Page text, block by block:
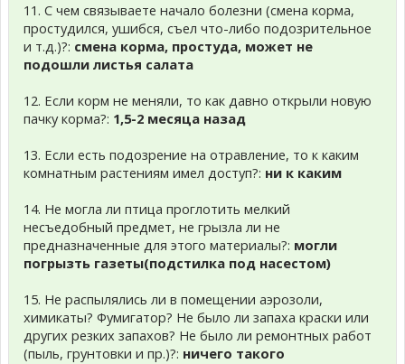
11. С чем связываете начало болезни (смена корма,
простудился, ушибся, съел что-либо подозрительное
и т.д.)?: смена корма, простуда, может не
подошли листья салата
12. Если корм не меняли, то как давно открыли новую
пачку корма?: 1,5-2 месяца назад
13. Если есть подозрение на отравление, то к каким
комнатным растениям имел доступ?: ни к каким
14. Не могла ли птица проглотить мелкий
несъедобный предмет, не грызла ли не
предназначенные для этого материалы?: могли
погрызть газеты(подстилка под насестом)
15. Не распылялись ли в помещении аэрозоли,
химикаты? Фумигатор? Не было ли запаха краски или
других резких запахов? Не было ли ремонтных работ
(пыль, грунтовки и пр.)?: ничего такого